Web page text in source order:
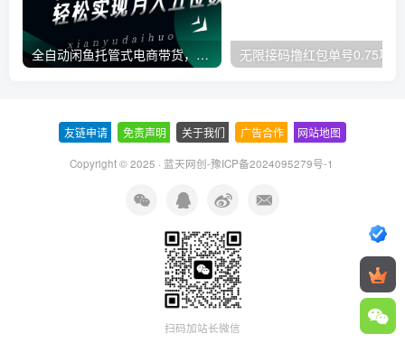
全自动闲鱼托管式电商带货，一部手机和一个闲鱼号就可以开干，轻松实现月入五位数
友链申请 免责声明 关于我们 广告合作 网站地图
Copyright © 2025 · 蓝天网创-豫ICP备2024095279号-1
扫码加站长微信